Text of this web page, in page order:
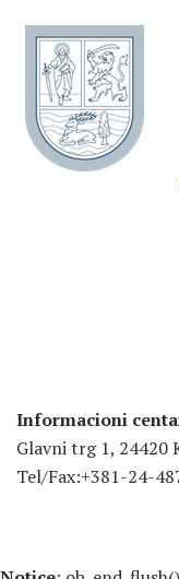
Informacioni
Glavni trg 1, 24420
Tel/Fax:+381-24-